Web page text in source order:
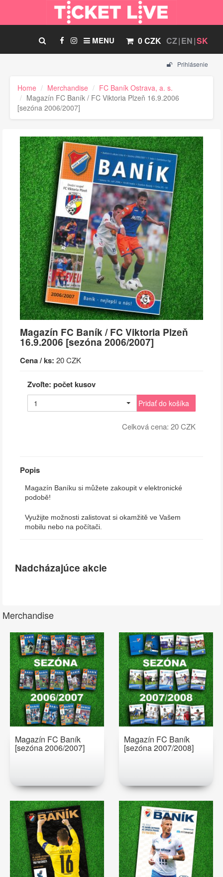
CZ EN SK
0 CZK
MENU
Prihlásenie
Home Merchandise
FC Baník Ostrava, a. s.
Magazín FC Baník / FC Viktoria Plzeň 16.9.2006
[sezóna 2006/2007]
Magazín FC Baník / FC Viktoria Plzeň
16.9.2006 [sezóna 2006/2007]
Cena / ks: 20 CZK
Zvoľte: počet kusov
1 Pridať do košíka
Celková cena: 20CZK
Popis
Magazín Baníku si můžete zakoupit v elektronické
podobě!
Využijte možnosti zalistovat si okamžitě ve Vašem
mobilu nebo na počítači.
Nadcházajúce akcie
Merchandise
Magazín FC Baník
[sezóna 2006/2007]
Magazín FC Baník
[sezóna 2007/2008]